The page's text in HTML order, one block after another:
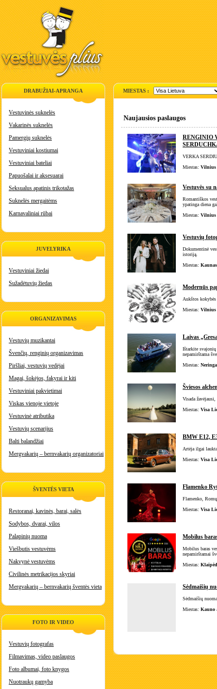
DRABUŽIAI-APRANGA
Vestuvinės suknelės
Vakarinės suknelės
Pamergių suknelės
Vestuviniai kostiumai
Vestuviniai bateliai
Papuošalai ir aksesuarai
Seksualus apatinis trikotažas
Suknelės mergaitėms
Karnavaliniai rūbai
JUVELYRIKA
Vestuviniai žiedai
Sužadėtuvių žiedas
ORGANIZAVIMAS
Vestuvių muzikantai
Švenčių, renginių organizavimas
Piršliai, vestuvių vedėjai
Magai, šokėjos, fakyrai ir kiti
Vestuviniai pakvietimai
Viskas vienoje vietoje
Vestuvinė atributika
Vestuvių scenarijus
Balti balandžiai
Mergvakarių – bernvakarių organizatoriai
ŠVENTĖS VIETA
Restoranai, kavinės, barai, salės
Sodybos, dvarai, vilos
Palapinių nuoma
Viešbutis vestuvėms
Nakvynė vestuvėms
Civilinės metrikacijos skyriai
Mergvakarių – bernvakarių šventės vieta
FOTO IR VIDEO
Vestuvių fotografas
Filmavimas, video paslaugos
Foto albumai, foto knygos
Nuotraukų gamyba
MIESTAS :
Naujausios paslaugos
RENGINIO
VERKA
Miestas: Vilnius
Vestuvės su
Romantiškos
ypatinga diena
Miestas: Vilnius
Vestuvių
Dokumentinė
istoriją.
Miestas:
Modernūs
Aukštos
Miestas: Vilnius
Laivas
Ištarkite svajonių
nepamirštama
Miestas: Neringa
Šviesos
Visada
Miestas: Visa
BMW E12,
Artėja ilgai
Miestas: Visa
Flamenko
Flamenko,
Miestas: Visa
Mobilus
Mobilus baras
nepamirštamai
Miestas:
Sėdmaišių
Sėdmaišių
Miestas: Kauno